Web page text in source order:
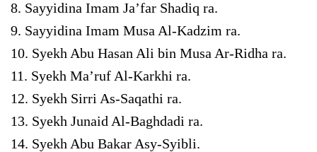
8. Sayyidina Imam Ja’far Shadiq ra.
9. Sayyidina Imam Musa Al-Kadzim ra.
10. Syekh Abu Hasan Ali bin Musa Ar-Ridha ra.
11. Syekh Ma’ruf Al-Karkhi ra.
12. Syekh Sirri As-Saqathi ra.
13. Syekh Junaid Al-Baghdadi ra.
14. Syekh Abu Bakar Asy-Syibli.